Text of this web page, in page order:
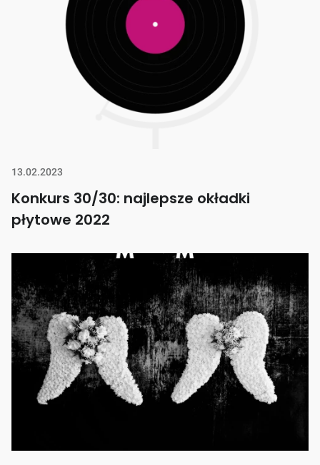
13.02.2023
Konkurs 30/30: najlepsze okładki
płytowe 2022